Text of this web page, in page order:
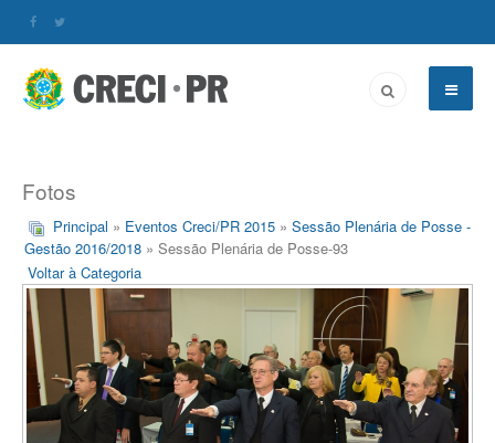
Fotos
Principal » Eventos Creci/PR 2015 » Sessão Plenária de Posse -
Gestão 2016/2018 » Sessão Plenária de Posse-93
Voltar à Categoria